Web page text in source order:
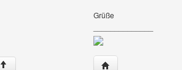
Grüße
↑ Website dieses